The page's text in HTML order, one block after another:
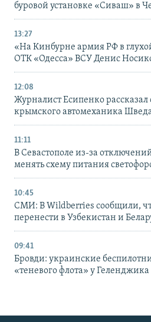
буровой установке «Сиваш» в
13:27
«На Кинбурне армия РФ в
ОТК «Одесса» ВСУ Денис
12:08
Журналист Есипенко рассказал
крымского автомеханика
11:11
В Севастополе из-за
менять схему питания
10:45
СМИ: В Wildberries сообщили,
перенести в Узбекистан и
09:41
Бровди: украинские
«теневого флота» у Геленджика